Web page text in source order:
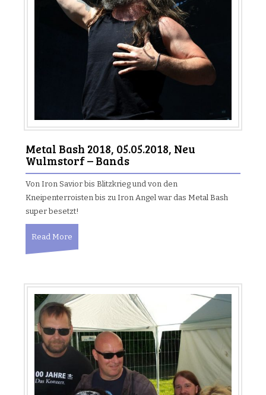
Metal Bash 2018, 05.05.2018, Neu
Wulmstorf – Bands
Von Iron Savior bis Blitzkrieg und von den
Kneipenterroisten bis zu Iron Angel war das Metal Bash
super besetzt!
Read More